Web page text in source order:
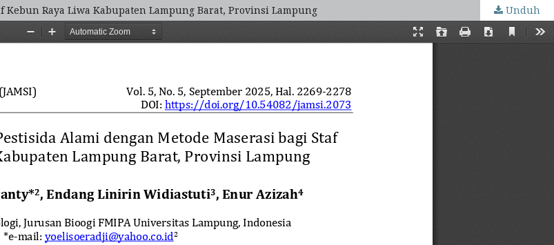
Raya Liwa Kabupaten Lampung Barat, Provinsi Lampung Unduh